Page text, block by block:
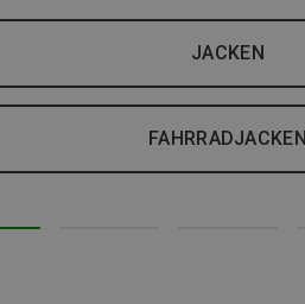
JACKEN
FAHRRADJACKEN